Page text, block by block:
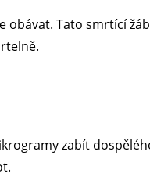
Tato smrtící
zabít